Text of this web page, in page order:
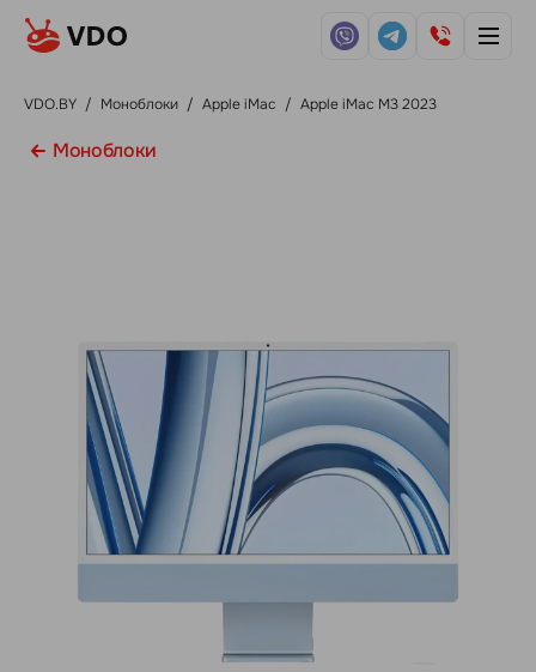
VDO.BY / Моноблоки / Apple iMac / Apple iMac M3 2023
Моноблоки